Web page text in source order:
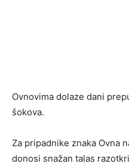
Ovnovima dolaze dani
šokova.
Za pripadnike znaka Ovna
donosi snažan talas